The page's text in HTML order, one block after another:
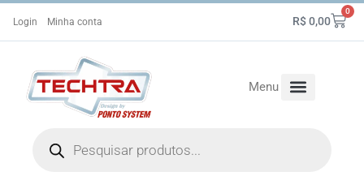
Login Minha conta R$0,00
0
Menu